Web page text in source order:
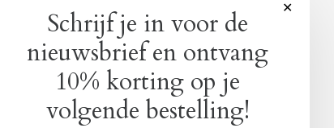
✕
Schrijf je in voor de
nieuwsbrief en ontvang
10% korting op je
volgende bestelling!